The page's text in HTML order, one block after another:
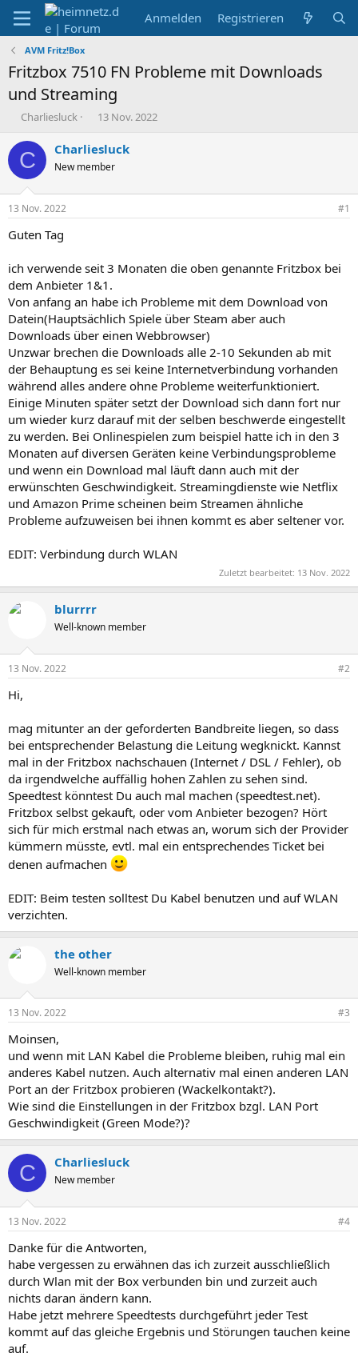
Anmelden Registrieren
AVM Fritz!Box
Fritzbox 7510 FN Probleme mit Downloads
und Streaming
E
s
t
e
r
Charliesluck
E
s
e
t
13 Nov. 2022
C Charliesluck
New member
13 Nov. 2022 #1
Guten Tag
ich verwende seit 3 Monaten die oben genannte Fritzbox bei
dem Anbieter 1&1.
Von anfang an habe ich Probleme mit dem Download von
Datein(Hauptsächlich Spiele über Steam aber auch
Downloads über einen Webbrowser)
Unzwar brechen die Downloads alle 2-10 Sekunden ab mit
der Behauptung es sei keine Internetverbindung vorhanden
während alles andere ohne Probleme weiterfunktioniert.
Einige Minuten später setzt der Download sich dann fort nur
um wieder kurz darauf mit der selben beschwerde eingestellt
zu werden. Bei Onlinespielen zum beispiel hatte ich in den 3
Monaten auf diversen Geräten keine Verbindungsprobleme
und wenn ein Download mal läuft dann auch mit der
erwünschten Geschwindigkeit. Streamingdienste wie Netflix
und Amazon Prime scheinen beim Streamen ähnliche
Probleme aufzuweisen bei ihnen kommt es aber seltener vor.
EDIT: Verbindung durch WLAN
Zuletzt bearbeitet: 13 Nov. 2022
blurrrr
Well-known member
13 Nov. 2022 #2
Hi,
mag mitunter an der geforderten Bandbreite liegen, so dass
bei entsprechender Belastung die Leitung wegknickt. Kannst
mal in der Fritzbox nachschauen (Internet / DSL / Fehler), ob
da irgendwelche auffällig hohen Zahlen zu sehen sind.
Speedtest könntest Du auch mal machen (speedtest.net).
Fritzbox selbst gekauft, oder vom Anbieter bezogen? Hört
sich für mich erstmal nach etwas an, worum sich der Provider
kümmern müsste, evtl. mal ein entsprechendes Ticket bei
denen aufmachen
EDIT: Beim testen solltest Du Kabel benutzen und auf WLAN
verzichten.
the other
Well-known member
13 Nov. 2022 #3
Moinsen,
und wenn mit LAN Kabel die Probleme bleiben, ruhig mal ein
anderes Kabel nutzen. Auch alternativ mal einen anderen LAN
Port an der Fritzbox probieren (Wackelkontakt?).
Wie sind die Einstellungen in der Fritzbox bzgl. LAN Port
Geschwindigkeit (Green Mode?)?
C Charliesluck
New member
13 Nov. 2022 #4
Danke für die Antworten,
habe vergessen zu erwähnen das ich zurzeit ausschließlich
durch Wlan mit der Box verbunden bin und zurzeit auch
nichts daran ändern kann.
Habe jetzt mehrere Speedtests durchgeführt jeder Test
kommt auf das gleiche Ergebnis und Störungen tauchen keine
auf.